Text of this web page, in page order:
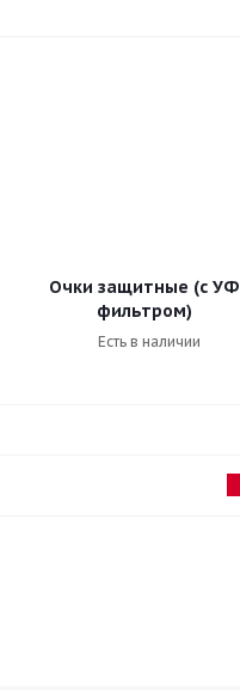
Очки защитные (с УФ
фильтром)
Есть в наличии